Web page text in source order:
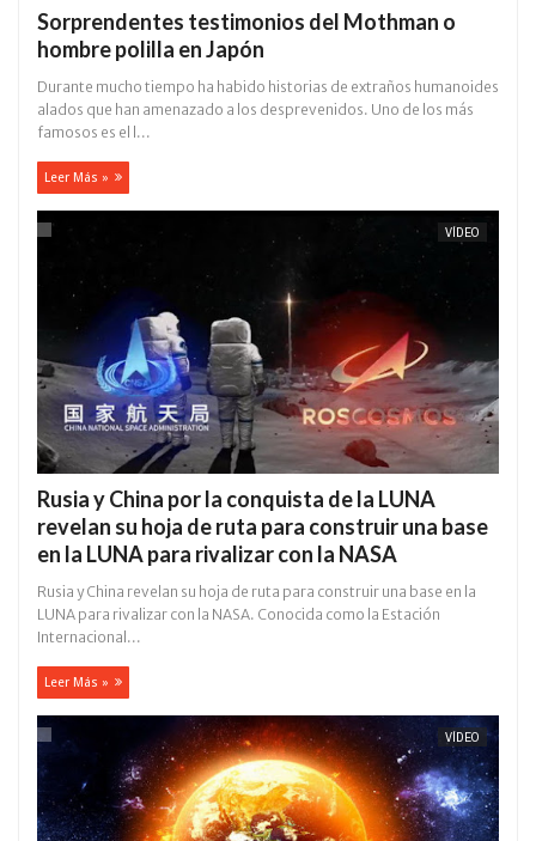
Sorprendentes testimonios del Mothman o
hombre polilla en Japón
Durante mucho tiempo ha habido historias de extraños humanoides
alados que han amenazado a los desprevenidos. Uno de los más
famosos es el l...
Leer Más »
VÍDEO
Rusia y China por la conquista de la LUNA
revelan su hoja de ruta para construir una base
en la LUNA para rivalizar con la NASA
Rusia y China revelan su hoja de ruta para construir una base en la
LUNA para rivalizar con la NASA. Conocida como la Estación
Internacional...
Leer Más »
VÍDEO